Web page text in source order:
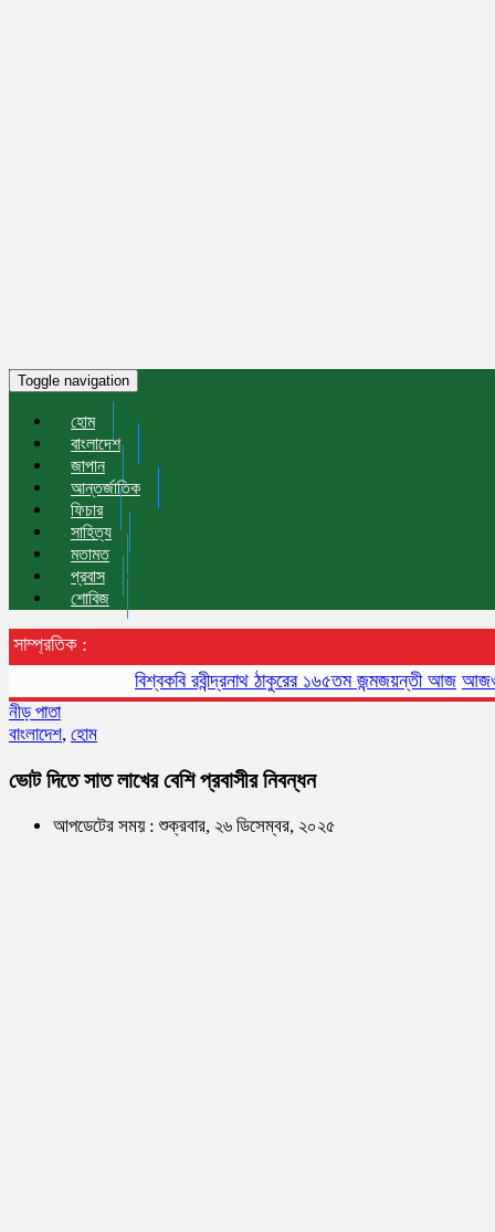
Toggle navigation
হোম
বাংলাদেশ
জাপান
আন্তর্জাতিক
ফিচার
সাহিত্য
মতামত
প্রবাস
শোবিজ
সাম্প্রতিক :
বিশ্বকবি রবীন্দ্রনাথ ঠাকুরের ১৬৫তম জন্মজয়ন্তী আজ আজও
নীড় পাতা
বাংলাদেশ, হোম
ভোট দিতে সাত লাখের বেশি প্রবাসীর নিবন্ধন
আপডেটের সময় : শুক্রবার, ২৬ ডিসেম্বর, ২০২৫